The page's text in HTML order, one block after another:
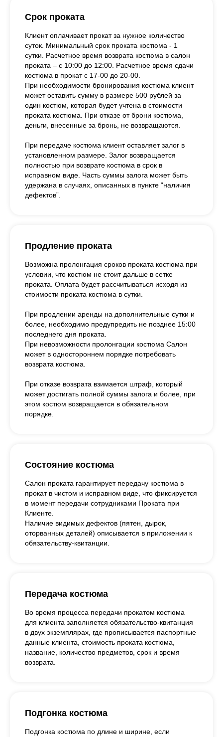
Срок проката
Клиент оплачивает прокат за нужное количество
суток. Минимальный срок проката костюма - 1
сутки. Расчетное время возврата костюма в салон
проката – с 10:00 до 12:00. Расчетное время сдачи
костюма в прокат с 17-00 до 20-00.
При необходимости бронирования костюма клиент
может оставить сумму в размере 500 рублей за
один костюм, которая будет учтена в стоимости
проката костюма. При отказе от брони костюма,
деньги, внесенные за бронь, не возвращаются.
При передаче костюма клиент оставляет залог в
установленном размере. Залог возвращается
полностью при возврате костюма в срок в
исправном виде. Часть суммы залога может быть
удержана в случаях, описанных в пункте “наличия
дефектов”.
Продление проката
Возможна пролонгация сроков проката костюма при
условии, что костюм не стоит дальше в сетке
проката. Оплата будет рассчитываться исходя из
стоимости проката костюма в сутки.
При продлении аренды на дополнительные сутки и
более, необходимо предупредить не позднее 15:00
последнего дня проката.
При невозможности пролонгации костюма Салон
может в одностороннем порядке потребовать
возврата костюма.
При отказе возврата взимается штраф, который
может достигать полной суммы залога и более, при
этом костюм возвращается в обязательном
порядке.
Состояние костюма
Салон проката гарантирует передачу костюма в
прокат в чистом и исправном виде, что фиксируется
в момент передачи сотрудниками Проката при
Клиенте.
Наличие видимых дефектов (пятен, дырок,
оторванных деталей) описывается в приложении к
обязательству-квитанции.
Передача костюма
Во время процесса передачи прокатом костюма
для клиента заполняется обязательство-квитанция
в двух экземплярах, где прописывается паспортные
данные клиента, стоимость проката костюма,
название, количество предметов, срок и время
возврата.
Подгонка костюма
Подгонка костюма по длине и ширине, если